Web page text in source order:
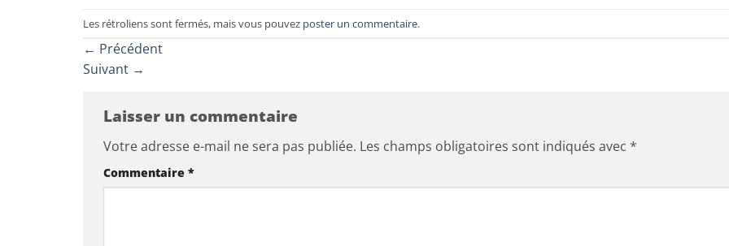
Les rétroliens sont fermés, mais vous pouvez poster un commentaire.
← Précédent
Suivant →
Laisser un commentaire
Votre adresse e-mail ne sera pas publiée. Les champs obligatoires sont indiqués avec *
Commentaire *